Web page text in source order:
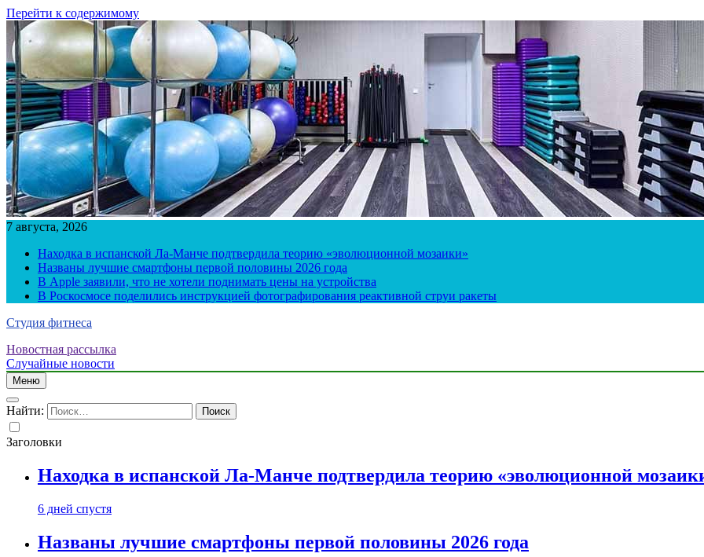
Перейти к содержимому
7 августа, 2026
Находка в испанской Ла-Манче подтвердила теорию «эволюционной мозаики»
Названы лучшие смартфоны первой половины 2026 года
В Apple заявили, что не хотели поднимать цены на устройства
В Роскосмосе поделились инструкцией фотографирования реактивной струи ракеты
Студия фитнеса
Новостная рассылка
Случайные новости
Меню
Найти:
Заголовки
Находка в испанской Ла-Манче подтвердила теорию «эволюционной
6 дней спустя
Названы лучшие смартфоны первой половины 2026 года